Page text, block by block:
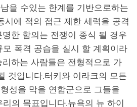
을 수있는 한계를 기반으로하는
시에 적의 접근 제한 세력을 공격
한 함의는 전쟁이 종식 될 경우
폭격 공습을 실시 할 계획이라
하는 사람들은 전형적으로 가
것입니다.터키와 이라크의 모든
성을 막을 연합군으로 그들을
의 목표입니다.뉴욕의 뉴 하이